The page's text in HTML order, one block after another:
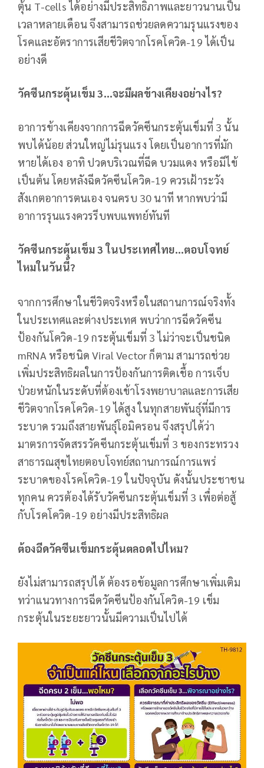
ตุ้น T-cells ได้อย่างมีประสิทธิภาพและยาวนานเป็น
เวลาหลายเดือน จึงสามารถช่วยลดความรุนแรงของ
โรคและอัตราการเสียชีวิตจากโรคโควิด-19 ได้เป็น
อย่างดี
วัคซีนกระตุ้นเข็ม 3…จะมีผลข้างเคียงอย่างไร?
อาการข้างเคียงจากการฉีดวัคซีนกระตุ้นเข็มที่ 3 นั้น
พบได้น้อย ส่วนใหญ่ไม่รุนแรง โดยเป็นอาการที่มัก
หายได้เอง อาทิ ปวดบริเวณที่ฉีด บวมแดง หรือมีไข้
เป็นต้น โดยหลังฉีดวัคซีนโควิด-19 ควรเฝ้าระวัง
สังเกตอาการตนเอง จนครบ 30 นาที หากพบว่ามี
อาการรุนแรงควรรีบพบแพทย์ทันที
วัคซีนกระตุ้นเข็ม 3 ในประเทศไทย…ตอบโจทย์
ไหมในวันนี้?
จากการศึกษาในชีวิตจริงหรือในสถานการณ์จริงทั้ง
ในประเทศและต่างประเทศ พบว่าการฉีดวัคซีน
ป้องกันโควิด-19 กระตุ้นเข็มที่ 3 ไม่ว่าจะเป็นชนิด
mRNA หรือชนิด Viral Vector ก็ตาม สามารถช่วย
เพิ่มประสิทธิผลในการป้องกันการติดเชื้อ การเจ็บ
ป่วยหนักในระดับที่ต้องเข้าโรงพยาบาลและการเสีย
ชีวิตจากโรคโควิด-19 ได้สูง ในทุกสายพันธุ์ที่มีการ
ระบาด รวมถึงสายพันธุ์โอมิครอน จึงสรุปได้ว่า
มาตรการจัดสรรวัคซีนกระตุ้นเข็มที่ 3 ของกระทรวง
สาธารณสุขไทยตอบโจทย์สถานการณ์การแพร่
ระบาดของโรคโควิด-19 ในปัจจุบัน ดังนั้นประชาชน
ทุกคน ควรต้องได้รับวัคซีนกระตุ้นเข็มที่ 3 เพื่อต่อสู้
กับโรคโควิด-19 อย่างมีประสิทธิผล
ต้องฉีดวัคซีนเข็มกระตุ้นตลอดไปไหม?
ยังไม่สามารถสรุปได้ ต้องรอข้อมูลการศึกษาเพิ่มเติม
ทว่าแนวทางการฉีดวัคซีนป้องกันโควิด-19 เข็ม
กระตุ้นในระยะยาวนั้นมีความเป็นไปได้